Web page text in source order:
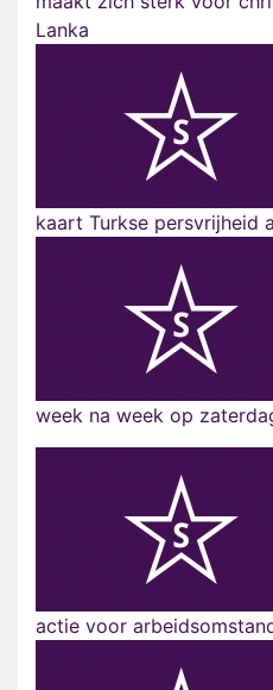
Lanka
kaart Turkse persvrijheid
week na week op
actie voor